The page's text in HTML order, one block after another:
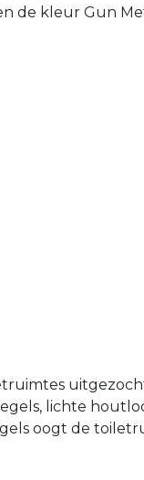
de kleur Gun
lichte
oogt de